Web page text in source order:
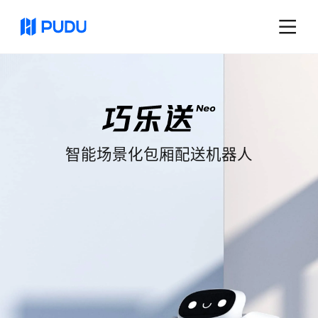
智能场景化包厢配送机器人